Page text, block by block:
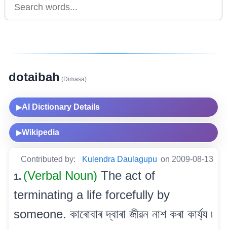
dotaibah (Dimasa)
▶AI Dictionary Details
▶Wikipedia
Contributed by: Kulendra Daulagupu on 2009-08-13
1. (Verbal Noun) The act of
terminating a life forcefully by
someone. কাৰোবাৰ দ্বাৰা জীৱন নাশ কৰা কাৰ্য্য ৷